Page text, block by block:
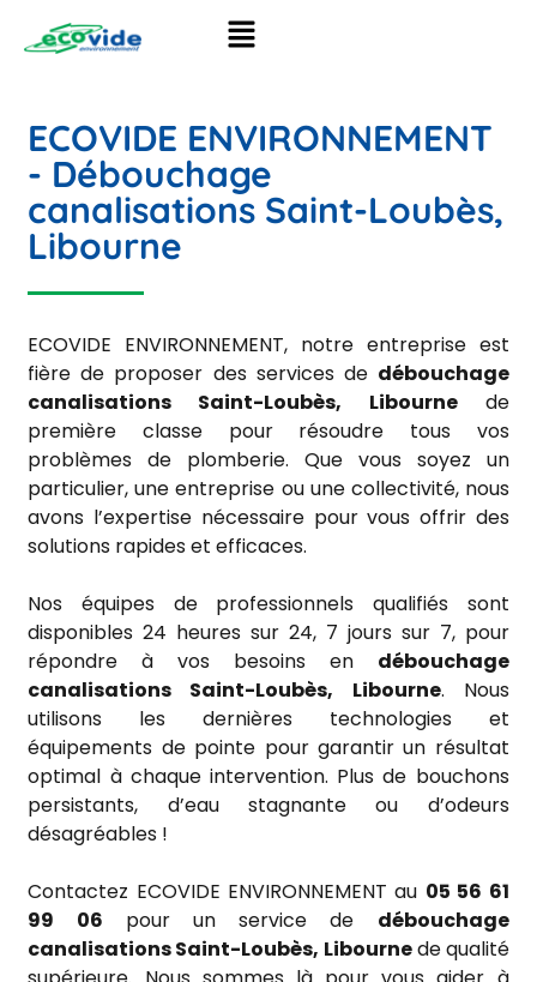
ECOVIDE ENVIRONNEMENT
- Débouchage
canalisations Saint-Loubès,
Libourne
ECOVIDE ENVIRONNEMENT, notre entreprise est
fière de proposer des services de débouchage
canalisations Saint-Loubès, Libournede
première classe pour résoudre tous vos
problèmes de plomberie. Que vous soyez un
particulier, une entreprise ou une collectivité, nous
avons l’expertise nécessaire pour vous offrir des
solutions rapides et efficaces.
Nos équipes de professionnels qualifiés sont
disponibles 24 heures sur 24, 7 jours sur 7, pour
répondre à vos besoins en débouchage
canalisations Saint-Loubès, Libourne. Nous
utilisons les dernières technologies et
équipements de pointe pour garantir un résultat
optimal à chaque intervention. Plus de bouchons
persistants, d’eau stagnante ou d’odeurs
désagréables !
Contactez ECOVIDE ENVIRONNEMENT au 05 56 61
99 06 pour un service de débouchage
canalisations Saint-Loubès, Libournede qualité